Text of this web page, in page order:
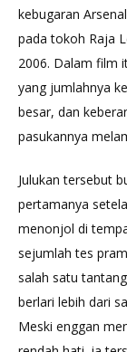
kebugaran
pada tokoh Raja
2006. Dalam film
yang jumlahnya
besar, dan
pasukannya
Julukan tersebut
pertamanya
menonjol di
sejumlah tes
salah satu
berlari lebih dari
Meski enggan